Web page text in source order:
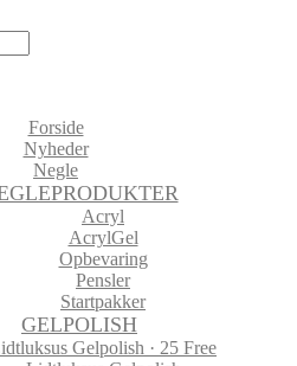
Forside
Nyheder
Negle
Acryl
AcrylGel
Opbevaring
Pensler
Startpakker
GELPOLISH
Gelpolish · 25 Free